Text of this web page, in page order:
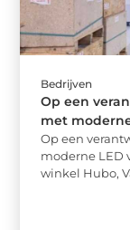
Bedrijven
Op een
met
Op een
moderne LED
winkel Hubo,